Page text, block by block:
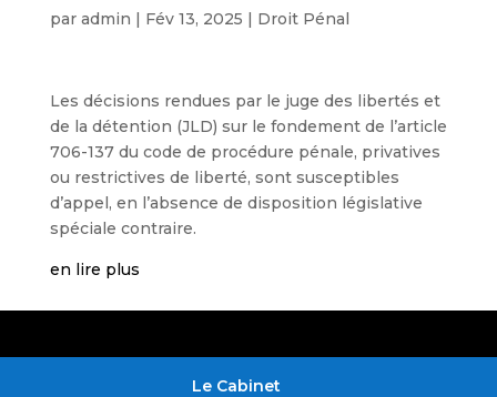
par admin | Fév 13, 2025 | Droit Pénal
Les décisions rendues par le juge des libertés et
de la détention (JLD) sur le fondement de l’article
706-137 du code de procédure pénale, privatives
ou restrictives de liberté, sont susceptibles
d’appel, en l’absence de disposition législative
spéciale contraire.
en lire plus
Le Cabinet